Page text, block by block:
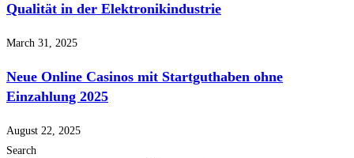
Qualität in der Elektronikindustrie
March 31, 2025
Neue Online Casinos mit Startguthaben ohne
Einzahlung 2025
August 22, 2025
Search